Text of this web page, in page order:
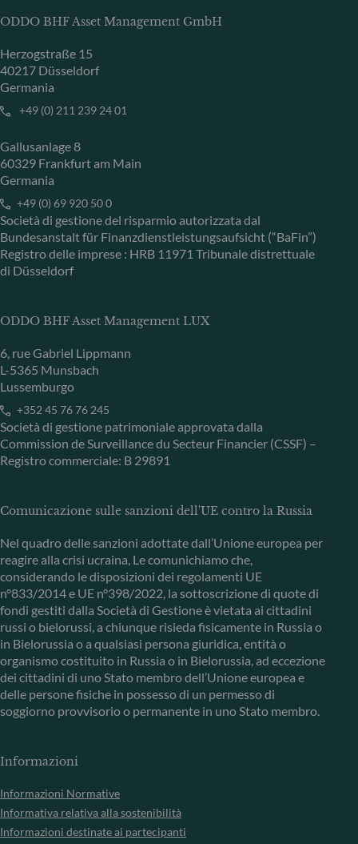
ODDO BHF Asset Management GmbH
Herzogstraße 15
40217 Düsseldorf
Germania
+49 (0) 211 239 24 01
Gallusanlage 8
60329 Frankfurt am Main
Germania
+49 (0) 69 920 50 0
Società di gestione del risparmio autorizzata dal
Bundesanstalt für Finanzdienstleistungsaufsicht (“BaFin”)
Registro delle imprese : HRB 11971 Tribunale distrettuale
di Düsseldorf
ODDO BHF Asset Management LUX
6, rue Gabriel Lippmann
L-5365 Munsbach
Lussemburgo
+352 45 76 76 245
Società di gestione patrimoniale approvata dalla
Commission de Surveillance du Secteur Financier (CSSF) –
Registro commerciale: B 29891
Comunicazione sulle sanzioni dell'UE contro la Russia
Nel quadro delle sanzioni adottate dall’Unione europea per
reagire alla crisi ucraina, Le comunichiamo che,
considerando le disposizioni dei regolamenti UE
n°833/2014 e UE n°398/2022, la sottoscrizione di quote di
fondi gestiti dalla Società di Gestione è vietata ai cittadini
russi o bielorussi, a chiunque risieda fisicamente in Russia o
in Bielorussia o a qualsiasi persona giuridica, entità o
organismo costituito in Russia o in Bielorussia, ad eccezione
dei cittadini di uno Stato membro dell’Unione europea e
delle persone fisiche in possesso di un permesso di
soggiorno provvisorio o permanente in uno Stato membro.
Informazioni
Informazioni Normative
Informativa relativa alla sostenibilità
Informazioni destinate ai partecipanti